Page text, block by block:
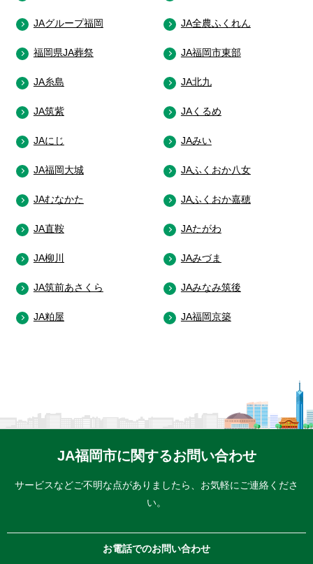
JAグループ福岡 JA全農ふくれん
福岡県JA葬祭 JA福岡市東部
JA糸島 JA北九
JA筑紫 JAくるめ
JAにじ JAみい
JA福岡大城 JAふくおか八女
JAむなかた JAふくおか嘉穂
JA直鞍 JAたがわ
JA柳川 JAみづま
JA筑前あさくら JAみなみ筑後
JA粕屋 JA福岡京築
JA福岡市に関するお問い合わせ
サービスなどご不明な点がありましたら、 お気軽にご連絡くださ
い。
お電話でのお問い合わせ